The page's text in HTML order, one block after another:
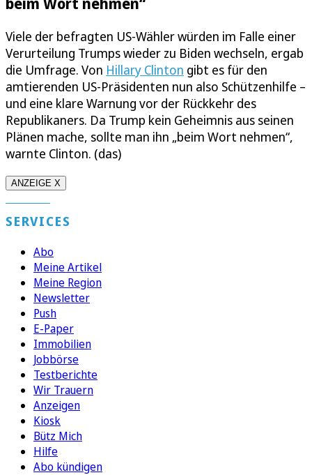
Viele der befragten US-Wähler würden im Falle einer
Verurteilung Trumps wieder zu Biden wechseln, ergab
die Umfrage. Von Hillary Clinton gibt es für den
amtierenden US-Präsidenten nun also Schützenhilfe –
und eine klare Warnung vor der Rückkehr des
Republikaners. Da Trump kein Geheimnis aus seinen
Plänen mache, sollte man ihn „beim Wort nehmen“,
warnte Clinton. (das)
ANZEIGE X
SERVICES
Abo
Meine Artikel
Meine Region
Newsletter
Push
E-Paper
Immobilien
Jobbörse
Testberichte
Wir Trauern
Anzeigen
Kiosk
Bütz Mich
Hilfe
Abo kündigen